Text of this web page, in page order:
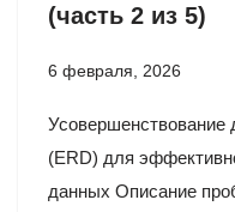
(часть 2 из 5)
6 февраля, 2026
Усовершенствование
(ERD) для
данных Описание